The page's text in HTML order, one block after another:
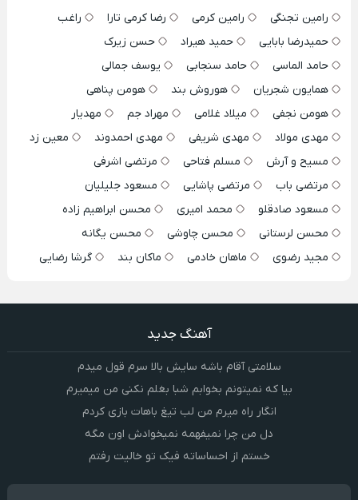
رامین تجنگی
رامین کرمی رضا کرمی تارا
راغب
حمیدرضا بابایی
حمید هیراد
حسن زیرک
حامد الماسی
حامد سنجابی
یوسف جمالی
همایون شجریان
هوروش بند
هومن پناهی
هومن نجفی
میلاد غلامی مهراد جم
مهدیار
مهدی مولاد
مهدی شریفی مهدی احمدوند
معین زد
مسیح و آرش
مسلم فتاحی
مرتضی اشرفی
مرتضی باب
مرتضی پاشایی
مسعود جلیلیان
مسعود صادقلو
محمد امیری
محسن ابراهیم زاده
محسن لرستانی
محسن چاوشی
محسن یگانه
مجید رضوی
ماهان خادمی ماکان بند گرشا رضایی
آهنگ جدید
سلامتی آقام باشه سایش بالا سرم قول میدم
بیا که نمیتونم بخوابم شبا بغلم نکنی من میمیرم
انگار راه میرم من لب تیغ باهات بازی کردم
دل من چرا نمیفهمه نمیخوادش اون مگه
خستم از احساساته فیک تو خالیت رفتم